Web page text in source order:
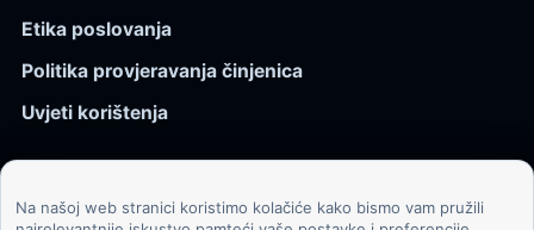
Etika poslovanja
Politika provjeravanja činjenica
Uvjeti korištenja
Na našoj web stranici koristimo kolačiće kako bismo vam pružili